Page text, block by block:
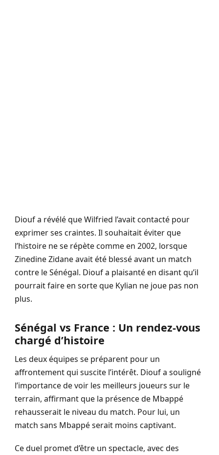
Diouf a révélé que Wilfried l’avait contacté pour
exprimer ses craintes. Il souhaitait éviter que
l’histoire ne se répète comme en 2002, lorsque
Zinedine Zidane avait été blessé avant un match
contre le Sénégal. Diouf a plaisanté en disant qu’il
pourrait faire en sorte que Kylian ne joue pas non
plus.
Sénégal vs France : Un rendez-vous
chargé d’histoire
Les deux équipes se préparent pour un
affrontement qui suscite l’intérêt. Diouf a souligné
l’importance de voir les meilleurs joueurs sur le
terrain, affirmant que la présence de Mbappé
rehausserait le niveau du match. Pour lui, un
match sans Mbappé serait moins captivant.
Ce duel promet d’être un spectacle, avec des